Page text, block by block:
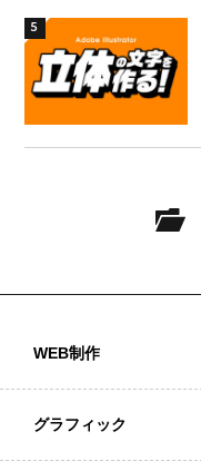
5
WEB制作
グラフィック